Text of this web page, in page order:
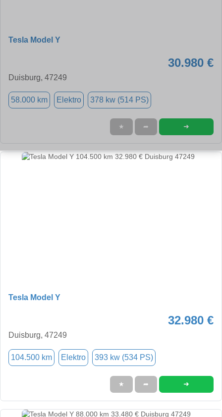
Tesla Model Y
30.980 €
Duisburg, 47249
58.000 km Elektro 378 kw (514 PS)
★ ➦ ➜
Tesla Model Y
32.980 €
Duisburg, 47249
104.500 km Elektro 393 kw (534 PS)
★ ➦ ➜